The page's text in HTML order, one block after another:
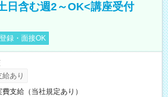
日含む週2～OK<講座受付
録・面接OK
あり
支給（当社規定あり）